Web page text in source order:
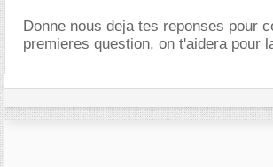
Donne nous deja tes reponses pour
premieres question, on t'aidera pour